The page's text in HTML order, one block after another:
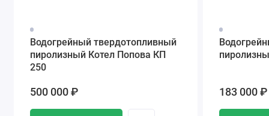
Водогрейный твердотопливный
пиролизный Котел Попова КП
250
500 000 ₽ 183 000 ₽